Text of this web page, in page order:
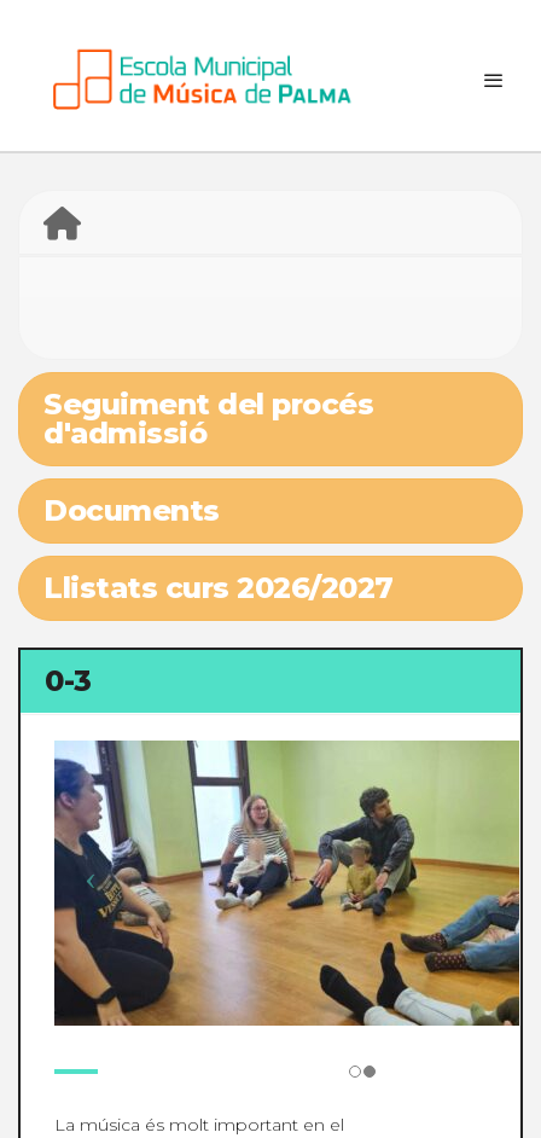
Seguiment del procés
d'admissió
Documents
Llistats curs 2026/2027
0-3
La música és molt important en el